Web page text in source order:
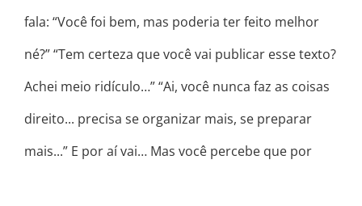
fala: “Você foi bem, mas poderia ter feito melhor
né?” “Tem certeza que você vai publicar esse texto?
Achei meio ridículo…” “Ai, você nunca faz as coisas
direito... precisa se organizar mais, se preparar
mais...” E por aí vai… Mas você percebe que por